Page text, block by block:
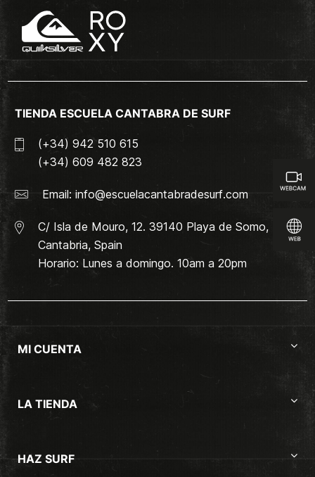
TIENDA ESCUELA CANTABRA DE SURF
(+34) 942 510 615
(+34) 609 482 823
Email: info@escuelacantabradesurf.com
C/ Isla de Mouro, 12. 39140 Playa de Somo,
Cantabria, Spain
Horario: Lunes a domingo. 10am a 20pm
MI CUENTA
LA TIENDA
HAZ SURF